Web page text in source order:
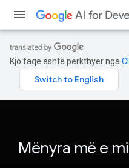
Kjo faqe është përkthyer nga
Mënyra më e